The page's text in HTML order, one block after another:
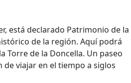
está declarado Patrimonio de la
de la región. Aquí podrá
Torre de la Doncella. Un paseo
de viajar en el tiempo a siglos